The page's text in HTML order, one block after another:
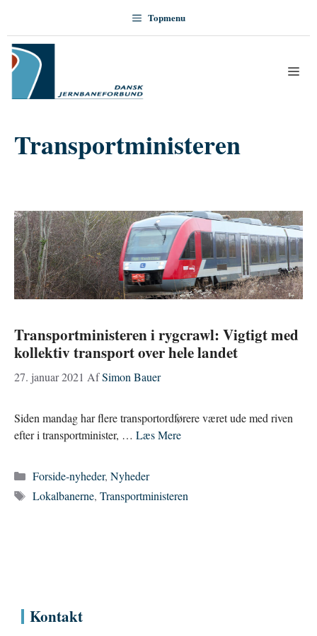
indhold
Topmenu
Transportministeren
Transportministeren i rygcrawl: Vigtigt med
kollektiv transport over hele landet
27. januar 2021 AfSimon Bauer
Siden mandag har flere transportordførere været ude med riven
efter i transportminister, … Læs Mere
Kategorier
Forside-nyheder, Nyheder
Tags
Lokalbanerne, Transportministeren
Kontakt